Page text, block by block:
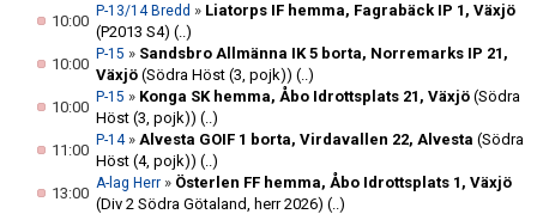
10:00
P-13/14 Bredd » Liatorps IF hemma, Fagrabäck IP 1, Växjö
(P2013 S4) (..)
10:00
P-15 » Sandsbro Allmänna IK 5 borta, Norremarks IP 21,
Växjö (Södra Höst (3, pojk)) (..)
10:00
P-15 » Konga SK hemma, Åbo Idrottsplats 21, Växjö (Södra
Höst (3, pojk)) (..)
11:00
P-14» Alvesta GOIF 1 borta, Virdavallen 22, Alvesta (Södra
Höst (4, pojk)) (..)
13:00
A-lag Herr » Österlen FF hemma, Åbo Idrottsplats 1, Växjö
(Div 2 Södra Götaland, herr 2026) (..)